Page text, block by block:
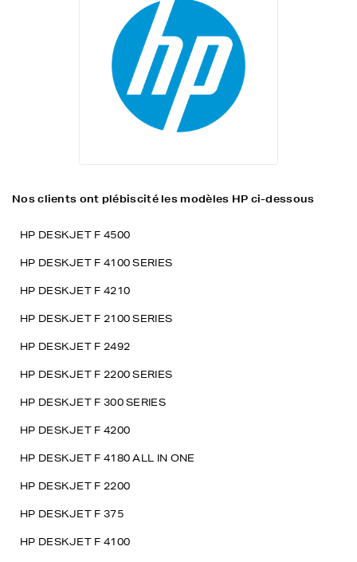
Nos clients ont plébiscité les modèles HP ci-dessous
HP DESKJET F 4500
HP DESKJET F 4100 SERIES
HP DESKJET F 4210
HP DESKJET F 2100 SERIES
HP DESKJET F 2492
HP DESKJET F 2200 SERIES
HP DESKJET F 300 SERIES
HP DESKJET F 4200
HP DESKJET F 4180 ALL IN ONE
HP DESKJET F 2200
HP DESKJET F 375
HP DESKJET F 4100